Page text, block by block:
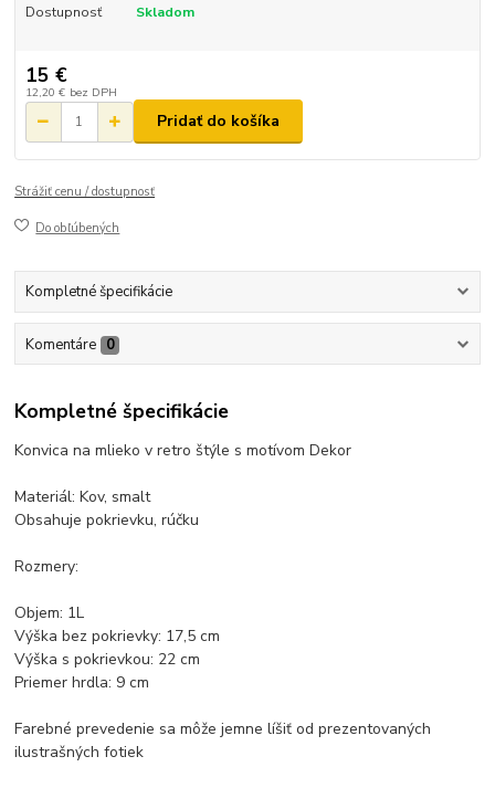
Dostupnosť Skladom
15 €
12,20 € bez DPH
Pridať do košíka
Strážiť cenu / dostupnosť
Do obľúbených
Kompletné špecifikácie
Komentáre 0
Kompletné špecifikácie
Konvica na mlieko v retro štýle s motívom Dekor
Materiál: Kov, smalt
Obsahuje pokrievku, rúčku
Rozmery:
Objem: 1L
Výška bez pokrievky: 17,5 cm
Výška s pokrievkou: 22 cm
Priemer hrdla: 9 cm
Farebné prevedenie sa môže jemne líšiť od prezentovaných
ilustrašných fotiek